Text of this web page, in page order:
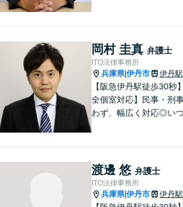
岡村 圭真 弁護士
ITO法律事務所
兵庫県|伊丹市 伊丹駅
【阪急伊丹駅徒歩30秒
全個室対応】民事・刑
わず、幅広く対応◎いつ
れず、尽力してまいりま
【メーカー法務経験あり
渡邊 悠 弁護士
ITO法律事務所
兵庫県|伊丹市 伊丹駅